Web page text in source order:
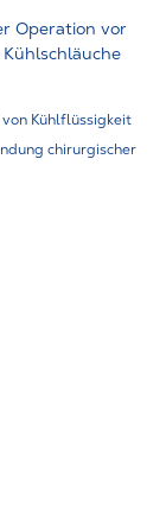
Operation vor
Kühlflüssigkeit
chirurgischer